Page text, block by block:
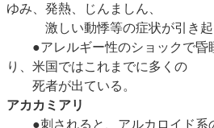
ゆみ、発熱、じんましん、
激しい動悸等の症状が引き起
●アレルギー性のショックで昏
り、米国ではこれまでに多くの
死者が出ている。
アカカミアリ
●刺されると、アルカロイド系